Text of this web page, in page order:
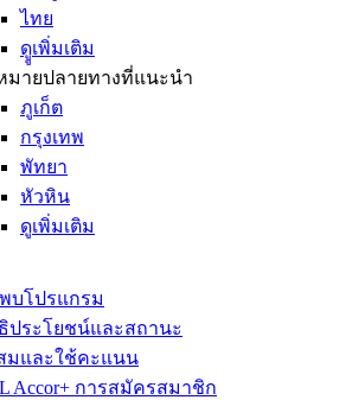
ไทย
ดููเพิ่มเติม
มายปลายทางที่แนะนำ
ภูเก็ต
กรุงเทพ
พัทยา
หัวหิน
ดูเพิ่มเติม
บโปรแกรม
ประโยชน์และสถานะ
มและใช้คะแนน
Accor+ การสมัครสมาชิก